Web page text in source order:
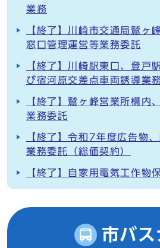
業務
【終了】川崎市交通局鷲ヶ
窓口管理運営等業務委託
【終了】川崎駅東口、登戸
び宿河原交差点車両誘導業
【終了】鷲ヶ峰営業所構内
業務委託
【終了】令和7年度広告物
業務委託（総価契約）
【終了】自家用電気工作物
市バス